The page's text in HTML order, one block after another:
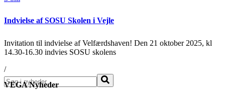
Indvielse af SOSU Skolen i Vejle
Invitation til indvielse af Velfærdshaven! Den 21 oktober 2025, kl
14.30-16.30 indvies SOSU skolens
/
Søg
VEGA Nyheder